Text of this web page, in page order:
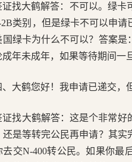
证找大鹤解答：不可以。绿卡
类别，但是绿卡不可以申
绿卡为什么不可以？答案
年未成年，如果等待期间一
、大鹤您好！我申请已递交，
证找大鹤解答：这是个非常
是等转完公民再申请？其实
去交N-400转公民。如果你最